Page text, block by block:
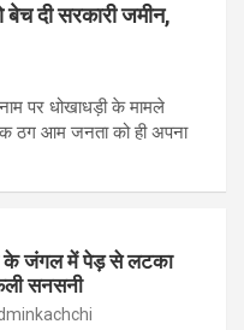
दी सरकारी जमीन,
पर धोखाधड़ी के मामले
ठग आम जनता को ही अपना
के जंगल में पेड़ से लटका
सनसनी